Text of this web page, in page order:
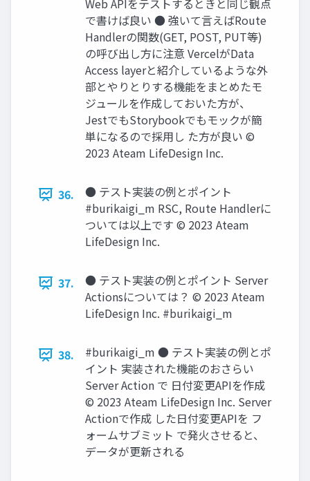
Web APIをテストするときと同じ観点
で書けば良い ● 強いて⾔えばRoute
Handlerの関数(GET, POST, PUT等)
の呼び出し⽅に注意 VercelがData
Access layerと紹介しているような外
部とやりとりする機能をまとめたモ
ジュールを作成しておいた⽅が、
JestでもStorybookでもモックが簡
単になるので採⽤し た⽅が良い ©
2023 Ateam LifeDesign Inc.
36.
● テスト実装の例とポイント
#burikaigi_m RSC, Route Handlerに
ついては以上です © 2023 Ateam
LifeDesign Inc.
37.
● テスト実装の例とポイント Server
Actionsについては？ © 2023 Ateam
LifeDesign Inc. #burikaigi_m
38.
#burikaigi_m ● テスト実装の例とポ
イント 実装された機能のおさらい
Server Action で ⽇付変更APIを作成
© 2023 Ateam LifeDesign Inc. Server
Actionで作成 した⽇付変更APIを フ
ォームサブミット で発⽕させると、
データが更新される